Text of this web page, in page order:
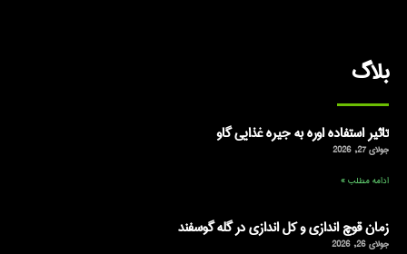
بلاگ
تاثیر استفاده اوره به جیره غذایی گاو
جولای 27, 2026
ادامه مطلب »
زمان قوچ اندازی و کل اندازی در گله گوسفند
جولای 26, 2026